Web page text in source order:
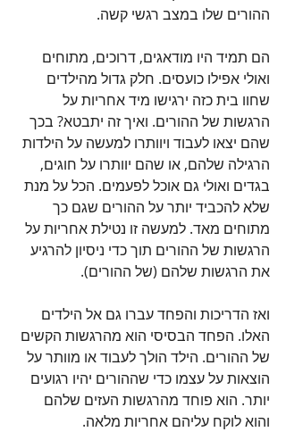
ההורים שלו במצב רגשי קשה.
הם תמיד היו מודאגים, דרוכים, מתוחים
ואולי אפילו כועסים. חלק גדול מהילדים
שחוו בית כזה ירגישו מיד אחריות על
הרגשות של ההורים. ואיך זה יתבטא? בכך
שהם יצאו לעבוד ויוותרו למעשה על הילדות
הרגילה שלהם, או שהם יוותרו על חוגים,
בגדים ואולי גם אוכל לפעמים. הכל על מנת
שלא להכביד יותר על ההורים שגם כך
מתוחים מאד. למעשה זו נטילת אחריות על
הרגשות של ההורים תוך כדי ניסיון להרגיע
את הרגשות שלהם (של ההורים).
ואז הדריכות והפחד עברו גם אל הילדים
האלו. הפחד הבסיסי הוא מהרגשות הקשים
של ההורים. הילד הולך לעבוד או מוותר על
הוצאות על עצמו כדי שההורים יהיו רגועים
יותר. הוא פוחד מהרגשות העזים שלהם
והוא לוקח עליהם אחריות מלאה.